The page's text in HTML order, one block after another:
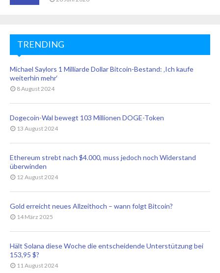
TRENDING
Michael Saylors 1 Milliarde Dollar Bitcoin-Bestand: ‚Ich kaufe
weiterhin mehr‘
8 August 2024
Dogecoin-Wal bewegt 103 Millionen DOGE-Token
13 August 2024
Ethereum strebt nach $4.000, muss jedoch noch Widerstand
überwinden
12 August 2024
Gold erreicht neues Allzeithoch – wann folgt Bitcoin?
14 März 2025
Hält Solana diese Woche die entscheidende Unterstützung bei
153,95 $?
11 August 2024